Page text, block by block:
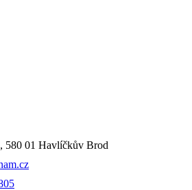
580 01 Havlíčkův Brod